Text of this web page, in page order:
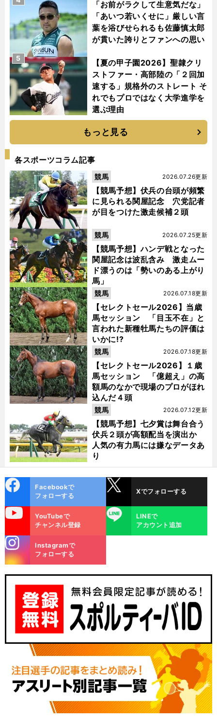
「お前がラクして生意気だな」
「あいつ若いくせに」厳しい言
葉を浴びせられるも佐藤慎太郎
が貫いた誇りとファンへの思い
【夏の甲子園2026】聖隷クリ
ストファー・高部陸の「２回加
速する」規格外のストレート そ
れでもプロではなく大学進学を
選ぶ理由
5
もっと見る
各スポーツコラム記事
【競馬予想】伏兵の台頭が頻繁
に見られる関屋記念 穴党記者
が目をつけた激走候補２頭
2026.07.26更新
競馬
【競馬予想】ハンデ戦となった
関屋記念は波乱含み 激走ムー
ド漂うのは「勢いのある上がり
馬」
2026.07.25更新
競馬
【セレクトセール2026】当歳
馬セッション 「目玉不在」と
言われた新種牡馬たちの評価は
いかに!?
2026.07.18更新
競馬
【セレクトセール2026】１歳
馬セッション 「億超え」の高
額馬のなかで現場のプロがほれ
込んだ４頭
2026.07.18更新
競馬
【競馬予想】七夕賞は舞台合う
伏兵２頭が高額配当を演出か
人気の有力馬には嫌なデータあ
り
2026.07.12更新
競馬
ok
Facebookで
フォローする
Xでフォローする
YouTubeで
チャンネル登録
LINE
LINEで
アカウント追加
m
Instagramで
フォローする